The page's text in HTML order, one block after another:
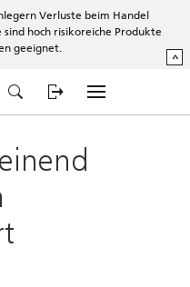
Verluste beim Handel
hoch risikoreiche Produkte
geeignet.
^